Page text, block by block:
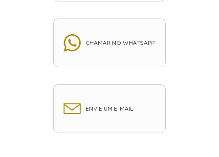
CHAMAR NO WHATSAPP
ENVIE UM E-MAIL